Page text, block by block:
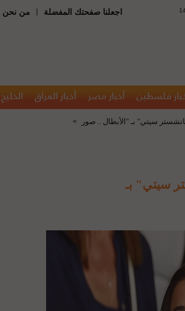
اجعلنا صفحتك المفضلة من نحن
فلسطين أخبار مصر أخبار العراق
سيتي" بـ "الأبطال .. صور >
سيتي" بـ